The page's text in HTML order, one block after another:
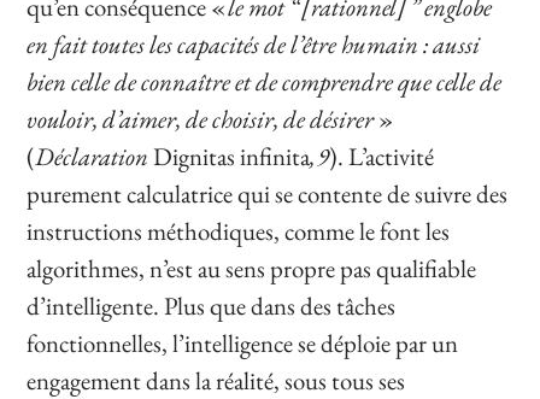
qu’en conséquence «le mot “ [rationnel] ” englobe
en fait toutes les capacités de l’être humain : aussi
bien celle de connaître et de comprendre que celle de
vouloir, d’aimer, de choisir, de désirer»
(DéclarationDignitas infinita, 9). L’activité
purement calculatrice qui se contente de suivre des
instructions méthodiques, comme le font les
algorithmes, n’est au sens propre pas qualifiable
d’intelligente. Plus que dans des tâches
fonctionnelles, l’intelligence se déploie par un
engagement dans la réalité, sous tous ses